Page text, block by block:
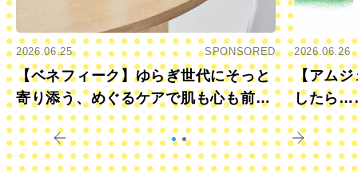
2026.06.25 SPONSORED
【ベネフィーク】ゆらぎ世代にそっと
寄り添う、めぐるケアで肌も心も前向
きに
2026.06.26
【アムジ
したら
すか？